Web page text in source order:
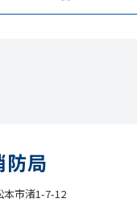
防局
本市渚1-7-12